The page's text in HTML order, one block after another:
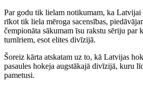
Par godu tik lielam notikumam, ka Latvijai
rīkot tik liela mēroga sacensības,
čempionāta sākumam īsu rakstu sēriju par
turnīriem, esot elites divīzijā.
Šoreiz kārta atskatam uz to, kā Latvijas
pasaules hokeja augstākajā divīzijā, kuru
pametusi.